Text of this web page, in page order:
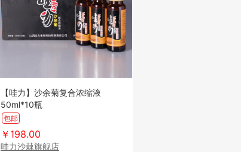
【哇力】沙余菊复合浓缩液
50ml*10瓶
包邮
￥198.00
哇力沙棘旗舰店